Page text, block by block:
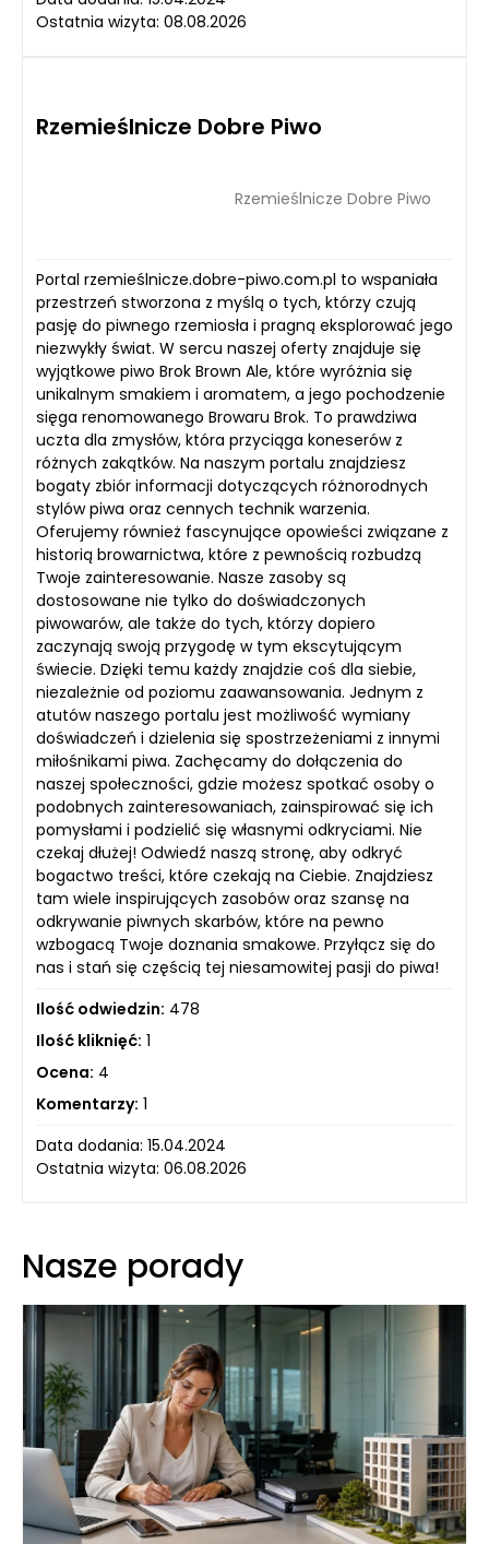
Ostatnia wizyta: 08.08.2026
Rzemieślnicze Dobre Piwo
Rzemieślnicze Dobre Piwo
Portal rzemieślnicze.dobre-piwo.com.pl to wspaniała
przestrzeń stworzona z myślą o tych, którzy czują
pasję do piwnego rzemiosła i pragną eksplorować jego
niezwykły świat. W sercu naszej oferty znajduje się
wyjątkowe piwo Brok Brown Ale, które wyróżnia się
unikalnym smakiem i aromatem, a jego pochodzenie
sięga renomowanego Browaru Brok. To prawdziwa
uczta dla zmysłów, która przyciąga koneserów z
różnych zakątków. Na naszym portalu znajdziesz
bogaty zbiór informacji dotyczących różnorodnych
stylów piwa oraz cennych technik warzenia.
Oferujemy również fascynujące opowieści związane z
historią browarnictwa, które z pewnością rozbudzą
Twoje zainteresowanie. Nasze zasoby są
dostosowane nie tylko do doświadczonych
piwowarów, ale także do tych, którzy dopiero
zaczynają swoją przygodę w tym ekscytującym
świecie. Dzięki temu każdy znajdzie coś dla siebie,
niezależnie od poziomu zaawansowania. Jednym z
atutów naszego portalu jest możliwość wymiany
doświadczeń i dzielenia się spostrzeżeniami z innymi
miłośnikami piwa. Zachęcamy do dołączenia do
naszej społeczności, gdzie możesz spotkać osoby o
podobnych zainteresowaniach, zainspirować się ich
pomysłami i podzielić się własnymi odkryciami. Nie
czekaj dłużej! Odwiedź naszą stronę, aby odkryć
bogactwo treści, które czekają na Ciebie. Znajdziesz
tam wiele inspirujących zasobów oraz szansę na
odkrywanie piwnych skarbów, które na pewno
wzbogacą Twoje doznania smakowe. Przyłącz się do
nas i stań się częścią tej niesamowitej pasji do piwa!
Ilość odwiedzin: 478
Ilość kliknięć: 1
Ocena: 4
Komentarzy: 1
Data dodania: 15.04.2024
Ostatnia wizyta: 06.08.2026
Nasze porady